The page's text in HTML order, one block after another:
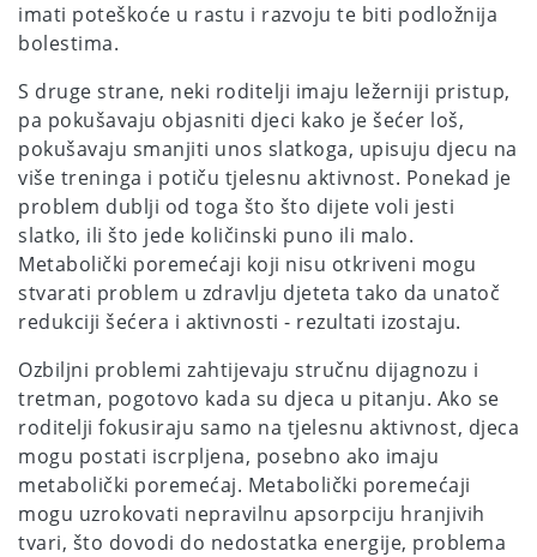
imati poteškoće u rastu i razvoju te biti podložnija
bolestima.
S druge strane, neki roditelji imaju ležerniji pristup,
pa pokušavaju objasniti djeci kako je šećer loš,
pokušavaju smanjiti unos slatkoga, upisuju djecu na
više treninga i potiču tjelesnu aktivnost. Ponekad je
problem dublji od toga što što dijete voli jesti
slatko, ili što jede količinski puno ili malo.
Metabolički poremećaji koji nisu otkriveni mogu
stvarati problem u zdravlju djeteta tako da unatoč
redukciji šećera i aktivnosti - rezultati izostaju.
Ozbiljni problemi zahtijevaju stručnu dijagnozu i
tretman, pogotovo kada su djeca u pitanju. Ako se
roditelji fokusiraju samo na tjelesnu aktivnost, djeca
mogu postati iscrpljena, posebno ako imaju
metabolički poremećaj. Metabolički poremećaji
mogu uzrokovati nepravilnu apsorpciju hranjivih
tvari, što dovodi do nedostatka energije, problema